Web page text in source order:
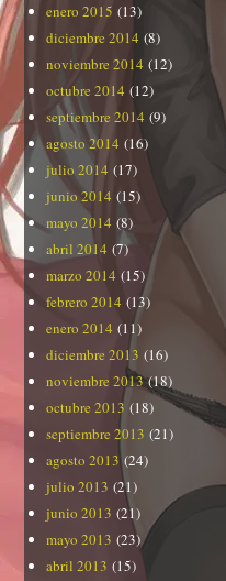
enero 2015 (13)
diciembre 2014 (8)
noviembre 2014 (12)
octubre 2014 (12)
septiembre 2014 (9)
agosto 2014 (16)
julio 2014 (17)
junio 2014 (15)
mayo 2014 (8)
abril 2014 (7)
marzo 2014 (15)
febrero 2014 (13)
enero 2014 (11)
diciembre 2013 (16)
noviembre 2013(18)
octubre 2013 (18)
septiembre 2013 (21)
agosto 2013(24)
julio 2013 (21)
junio 2013 (21)
mayo 2013 (23)
abril 2013 (15)